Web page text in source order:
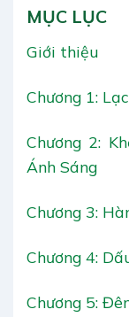
MỤC LỤC
Giới thiệu
Chương 1:
Chương 2:
Ánh Sáng
Chương 3:
Chương 4:
Chương 5: